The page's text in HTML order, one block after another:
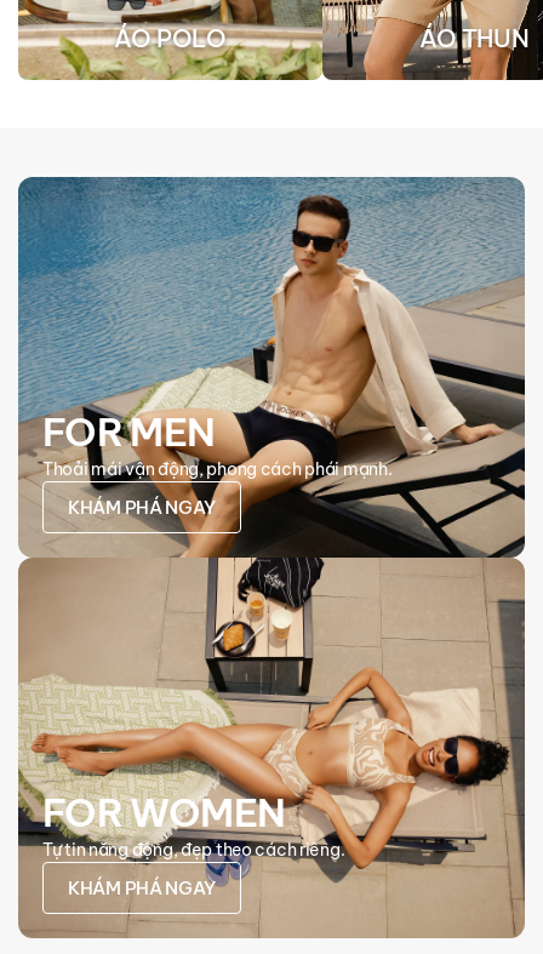
ÁO POLO ÁO THUN
FOR MEN
Thoải mái vận động, phong cách phái mạnh.
KHÁM PHÁ NGAY
FOR WOMEN
Tự tin năng động, đẹp theo cách riêng.
KHÁM PHÁ NGAY